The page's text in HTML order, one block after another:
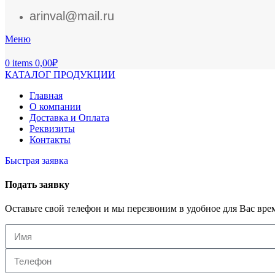
arinval@mail.ru
Меню
0 items 0,00₽
КАТАЛОГ ПРОДУКЦИИ
Главная
О компании
Доставка и Оплата
Реквизиты
Контакты
Быстрая заявка
Подать заявку
Оставьте свой телефон и мы перезвоним в удобное для Вас